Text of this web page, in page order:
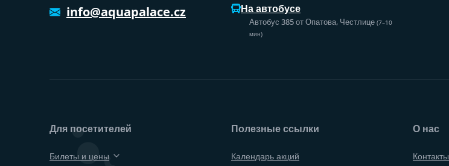
info@aquapalace.cz На автобусе
Автобус 385 от Опатова, Честлице (7–10
мин)
Для посетителей
Билеты и цены
Полезные ссылки
Календарь акций
О нас
Контакты